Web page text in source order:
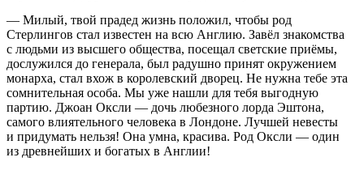
— Милый, твой прадед жизнь положил, чтобы род
Стерлингов стал известен на всю Англию. Завёл знакомства
с людьми из высшего общества, посещал светские приёмы,
дослужился до генерала, был радушно принят окружением
монарха, стал вхож в королевский дворец. Не нужна тебе эта
сомнительная особа. Мы уже нашли для тебя выгодную
партию. Джоан Оксли — дочь любезного лорда Эштона,
самого влиятельного человека в Лондоне. Лучшей невесты
и придумать нельзя! Она умна, красива. Род Оксли — один
из древнейших и богатых в Англии!